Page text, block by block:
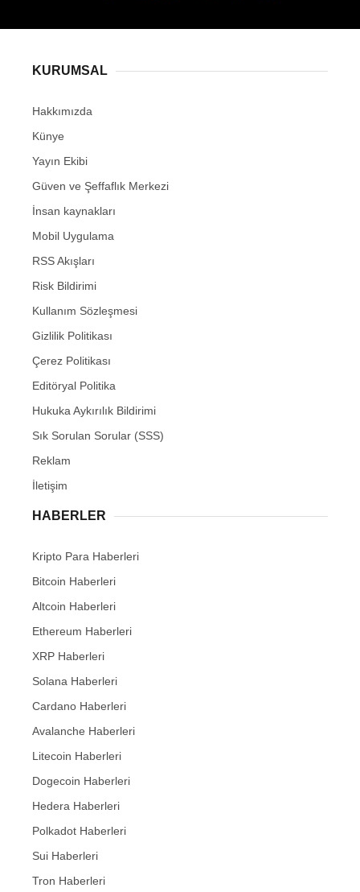
KURUMSAL
Hakkımızda
Künye
Yayın Ekibi
Güven ve Şeffaflık Merkezi
İnsan kaynakları
Mobil Uygulama
RSS Akışları
Risk Bildirimi
Kullanım Sözleşmesi
Gizlilik Politikası
Çerez Politikası
Editöryal Politika
Hukuka Aykırılık Bildirimi
Sık Sorulan Sorular (SSS)
Reklam
İletişim
HABERLER
Kripto Para Haberleri
Bitcoin Haberleri
Altcoin Haberleri
Ethereum Haberleri
XRP Haberleri
Solana Haberleri
Cardano Haberleri
Avalanche Haberleri
Litecoin Haberleri
Dogecoin Haberleri
Hedera Haberleri
Polkadot Haberleri
Sui Haberleri
Tron Haberleri